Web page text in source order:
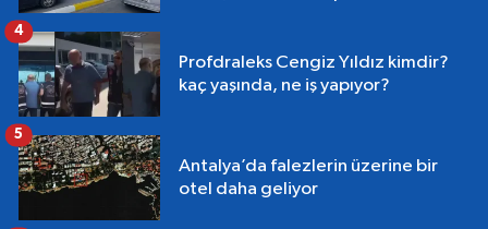
Profdraleks Cengiz Yıldız kimdir?
kaç yaşında, ne iş yapıyor?
4
Antalya’da falezlerin üzerine bir
otel daha geliyor
5